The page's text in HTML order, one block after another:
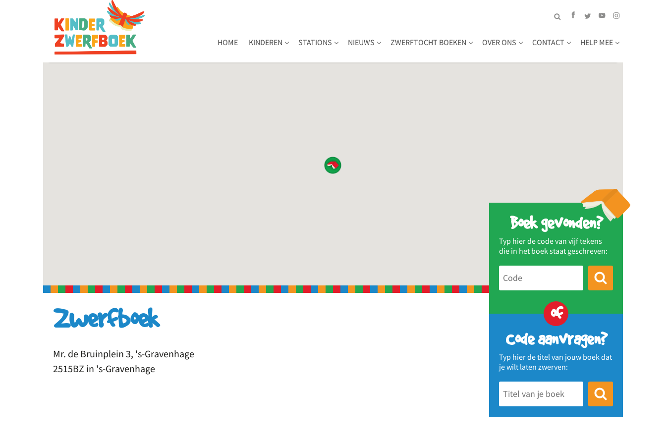
HOME KINDEREN STATIONS NIEUWS ZWERFTOCHT BOEKEN OVER ONS CONTACT HELP MEE
Boek gevonden?
Typ hier de code van vijf tekens
die in het boek staat geschreven:
of
Code aanvragen?
Typ hier de titel van jouw boek dat
je wilt laten zwerven:
Zwerfboek
Mr. de Bruinplein 3, 's-Gravenhage
2515BZ in 's-Gravenhage